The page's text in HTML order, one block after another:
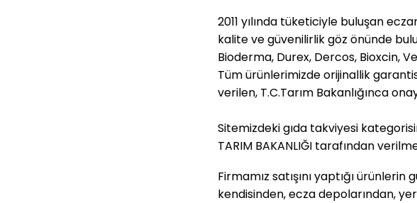
2011 yılında tüketiciyle buluşan
kalite ve güvenilirlik göz önünde
Bioderma, Durex, Dercos, Bioxcin,
Tüm ürünlerimizde orijinallik
verilen, T.C.Tarım Bakanlığınca
Sitemizdeki gıda takviyesi
TARIM BAKANLIĞI tarafından
Firmamız satışını yaptığı
kendisinden, ecza depolarından,